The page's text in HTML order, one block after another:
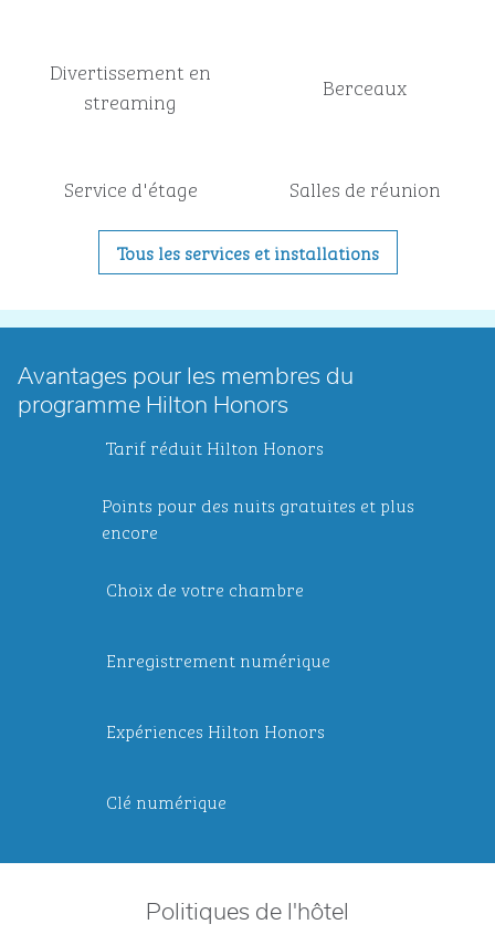
Divertissement en
streaming
Berceaux
Service d'étage Salles de réunion
Tous les services et installations
Avantages pour les membres du
programme Hilton Honors
Tarif réduit Hilton Honors
Points pour des nuits gratuites et plus
encore
Choix de votre chambre
Enregistrement numérique
Expériences Hilton Honors
Clé numérique
Politiques de l'hôtel